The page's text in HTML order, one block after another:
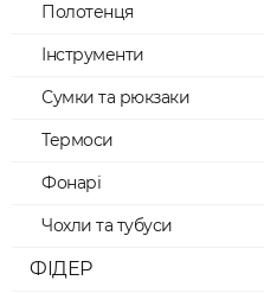
Полотенця
Інструменти
Сумки та рюкзаки
Термоси
Фонарі
Чохли та тубуси
ФІДЕР